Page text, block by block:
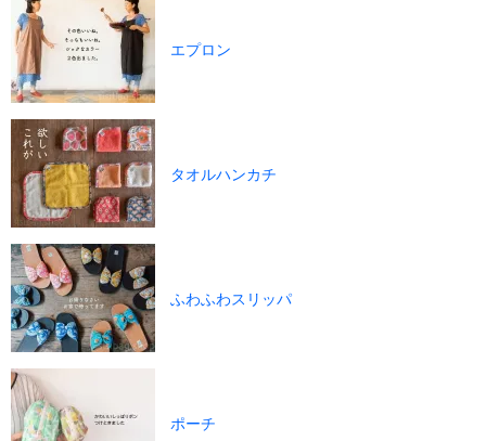
エプロン
タオルハンカチ
ふわふわスリッパ
ポーチ